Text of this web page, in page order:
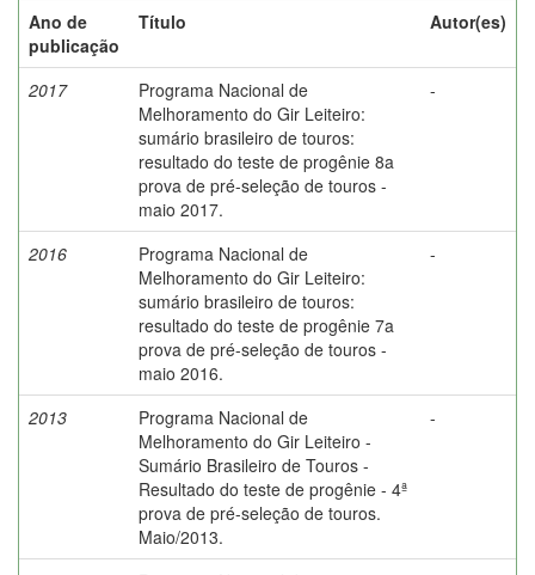
Ano de
publicação
Título Autor(es)
2017
Programa Nacional de
Melhoramento do Gir Leiteiro:
sumário brasileiro de touros:
resultado do teste de progênie 8a
prova de pré-seleção de touros -
maio 2017.
-
2016
Programa Nacional de
Melhoramento do Gir Leiteiro:
sumário brasileiro de touros:
resultado do teste de progênie 7a
prova de pré-seleção de touros -
maio 2016.
-
2013
Programa Nacional de
Melhoramento do Gir Leiteiro -
Sumário Brasileiro de Touros -
Resultado do teste de progênie - 4ª
prova de pré-seleção de touros.
Maio/2013.
-